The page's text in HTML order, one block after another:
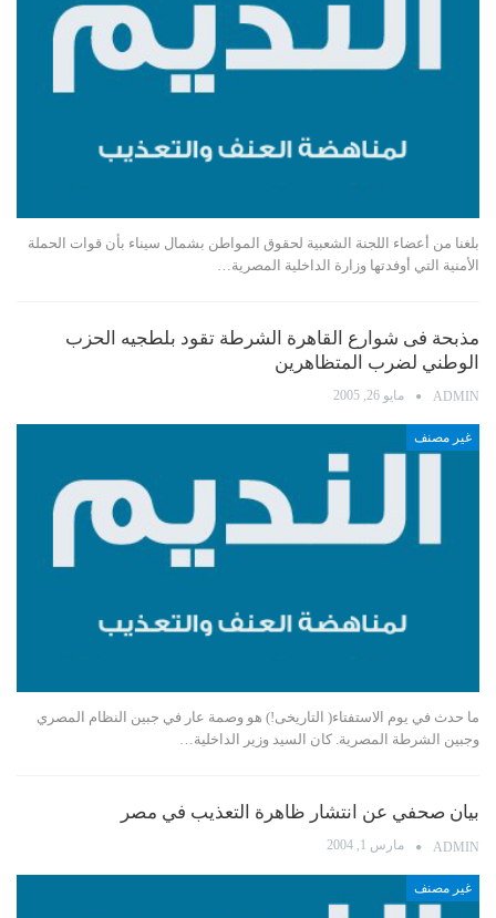
بلغنا من أعضاء اللجنة الشعبية لحقوق المواطن بشمال سيناء بأن قوات الحملة
الأمنية التي أوفدتها وزارة الداخلية المصرية…
مذبحة فى شوارع القاهرة الشرطة تقود بلطجيه الحزب
الوطني لضرب المتظاهرين
ADMIN مايو 26, 2005
غير مصنف
ما حدث في يوم الاستفتاء( التاريخى!) هو وصمة عار في جبين النظام المصري
وجبين الشرطة المصرية. كان السيد وزير الداخلية…
بيان صحفي عن انتشار ظاهرة التعذيب في مصر
ADMIN مارس 1, 2004
غير مصنف